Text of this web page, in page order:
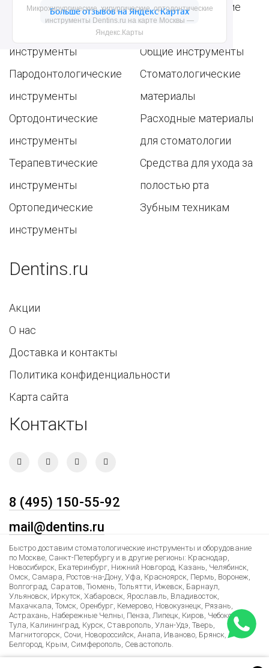
Микрохирургические, хирургические, ортодонтические
инструменты Dentins.ru на карте Москвы —
Яндекс.Карты
Популярные наборы
инструменты
Пародонтологические
инструменты
Ортодонтические
инструменты
Терапевтические
инструменты
Ортопедические
инструменты
Стоматологические
аксессуары
Общие инструменты
Стоматологические
материалы
Расходные материалы
для стоматологии
Средства для ухода за
полостью рта
Зубным техникам
Dentins.ru
Акции
О нас
Доставка и контакты
Политика конфиденциальности
Карта сайта
Контакты
8 (495) 150-55-92
mail@dentins.ru
Быстро доставим стоматологические инструменты и оборудование
по Москве, Санкт-Петербургу и в другие регионы: Краснодар,
Новосибирск, Екатеринбург, Нижний Новгород, Казань, Челябинск,
Омск, Самара, Ростов-на-Дону, Уфа, Красноярск, Пермь, Воронеж,
Волгоград, Саратов, Тюмень, Тольятти, Ижевск, Барнаул,
Ульяновск, Иркутск, Хабаровск, Ярославль, Владивосток,
Махачкала, Томск, Оренбург, Кемерово, Новокузнецк, Рязань,
Астрахань, Набережные Челны, Пенза, Липецк, Киров, Чебоксары,
Тула, Калининград, Курск, Ставрополь, Улан-Удэ, Тверь,
Магнитогорск, Сочи, Новороссийск, Анапа, Иваново, Брянск,
Белгород, Крым, Симферополь, Севастополь.
Лучшие условия доставки в Армению, Казахстан, Беларусь,